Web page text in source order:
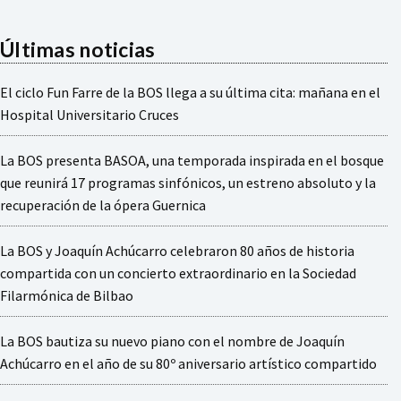
MÁS
DE
Últimas noticias
El ciclo Fun Farre de la BOS llega a su última cita: mañana en el
Hospital Universitario Cruces
La BOS presenta BASOA, una temporada inspirada en el bosque
que reunirá 17 programas sinfónicos, un estreno absoluto y la
recuperación de la ópera Guernica
La BOS y Joaquín Achúcarro celebraron 80 años de historia
compartida con un concierto extraordinario en la Sociedad
Filarmónica de Bilbao
La BOS bautiza su nuevo piano con el nombre de Joaquín
Achúcarro en el año de su 80º aniversario artístico compartido